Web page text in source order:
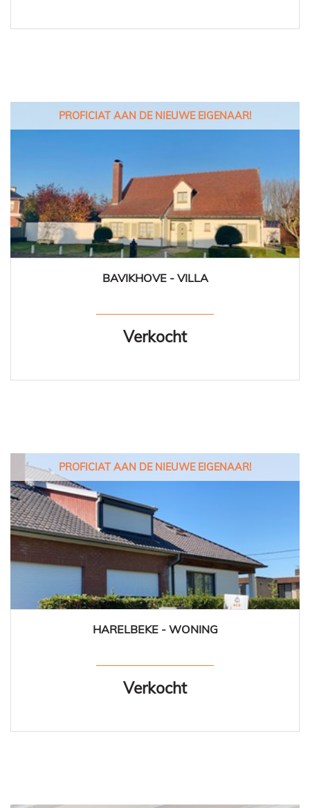
PROFICIAT AAN DE NIEUWE EIGENAAR!
214 m² 3 1
BAVIKHOVE - VILLA
Verkocht
PROFICIAT AAN DE NIEUWE EIGENAAR!
172 m² 3 1
HARELBEKE - WONING
Verkocht